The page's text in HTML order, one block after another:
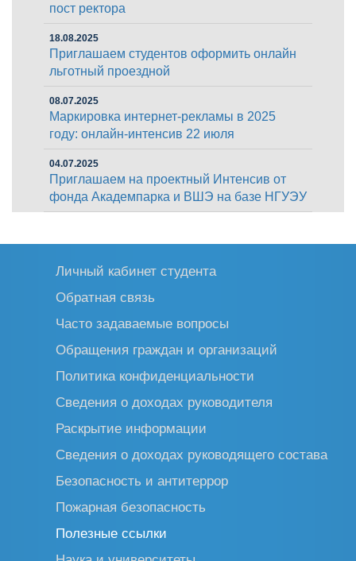
пост ректора
18.08.2025
Приглашаем студентов оформить онлайн
льготный проездной
08.07.2025
Маркировка интернет-рекламы в 2025
году: онлайн-интенсив 22 июля
04.07.2025
Приглашаем на проектный Интенсив от
фонда Академпарка и ВШЭ на базе НГУЭУ
Личный кабинет студента
Обратная связь
Часто задаваемые вопросы
Обращения граждан и организаций
Политика конфиденциальности
Сведения о доходах руководителя
Раскрытие информации
Сведения о доходах руководящего состава
Безопасность и антитеррор
Пожарная безопасность
Полезные ссылки